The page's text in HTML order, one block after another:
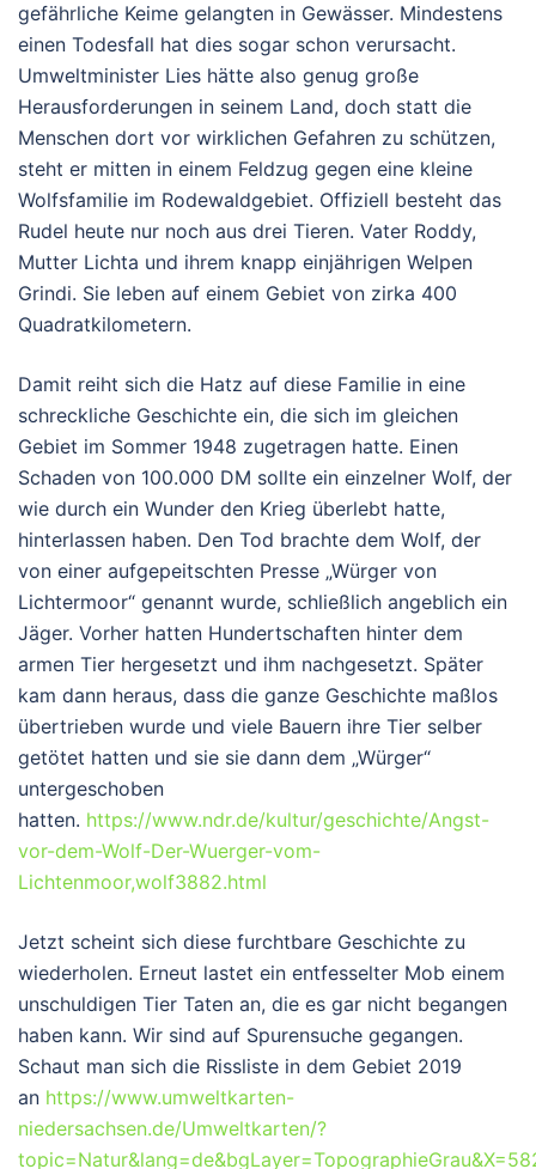
gefährliche Keime gelangten in Gewässer. Mindestens
einen Todesfall hat dies sogar schon verursacht.
Umweltminister Lies hätte also genug große
Herausforderungen in seinem Land, doch statt die
Menschen dort vor wirklichen Gefahren zu schützen,
steht er mitten in einem Feldzug gegen eine kleine
Wolfsfamilie im Rodewaldgebiet. Offiziell besteht das
Rudel heute nur noch aus drei Tieren. Vater Roddy,
Mutter Lichta und ihrem knapp einjährigen Welpen
Grindi. Sie leben auf einem Gebiet von zirka 400
Quadratkilometern.
Damit reiht sich die Hatz auf diese Familie in eine
schreckliche Geschichte ein, die sich im gleichen
Gebiet im Sommer 1948 zugetragen hatte. Einen
Schaden von 100.000 DM sollte ein einzelner Wolf, der
wie durch ein Wunder den Krieg überlebt hatte,
hinterlassen haben. Den Tod brachte dem Wolf, der
von einer aufgepeitschten Presse „Würger von
Lichtermoor“ genannt wurde, schließlich angeblich ein
Jäger. Vorher hatten Hundertschaften hinter dem
armen Tier hergesetzt und ihm nachgesetzt. Später
kam dann heraus, dass die ganze Geschichte maßlos
übertrieben wurde und viele Bauern ihre Tier selber
getötet hatten und sie sie dann dem „Würger“
untergeschoben
hatten. https://www.ndr.de/kultur/geschichte/Angst-
vor-dem-Wolf-Der-Wuerger-vom-
Lichtenmoor,wolf3882.html
Jetzt scheint sich diese furchtbare Geschichte zu
wiederholen. Erneut lastet ein entfesselter Mob einem
unschuldigen Tier Taten an, die es gar nicht begangen
haben kann. Wir sind auf Spurensuche gegangen.
Schaut man sich die Rissliste in dem Gebiet 2019
an https://www.umweltkarten-
niedersachsen.de/Umweltkarten/?